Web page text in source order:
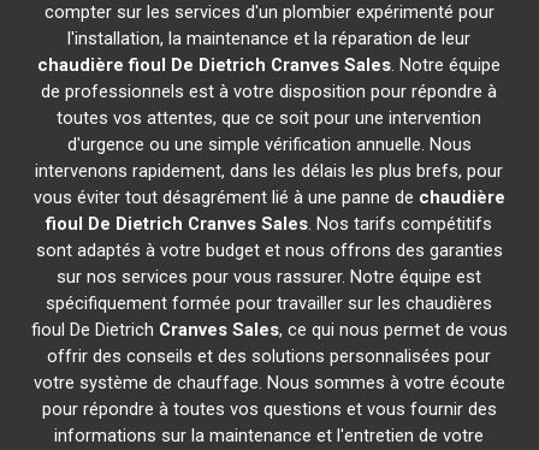
compter sur les services d'un plombier expérimenté pour
l'installation, la maintenance et la réparation de leur
chaudière fioul De Dietrich Cranves Sales. Notre équipe
de professionnels est à votre disposition pour répondre à
toutes vos attentes, que ce soit pour une intervention
d'urgence ou une simple vérification annuelle. Nous
intervenons rapidement, dans les délais les plus brefs, pour
vous éviter tout désagrément lié à une panne de chaudière
fioul De Dietrich Cranves Sales. Nos tarifs compétitifs
sont adaptés à votre budget et nous offrons des garanties
sur nos services pour vous rassurer. Notre équipe est
spécifiquement formée pour travailler sur les chaudières
fioul De Dietrich Cranves Sales, ce qui nous permet de vous
offrir des conseils et des solutions personnalisées pour
votre système de chauffage. Nous sommes à votre écoute
pour répondre à toutes vos questions et vous fournir des
informations sur la maintenance et l'entretien de votre